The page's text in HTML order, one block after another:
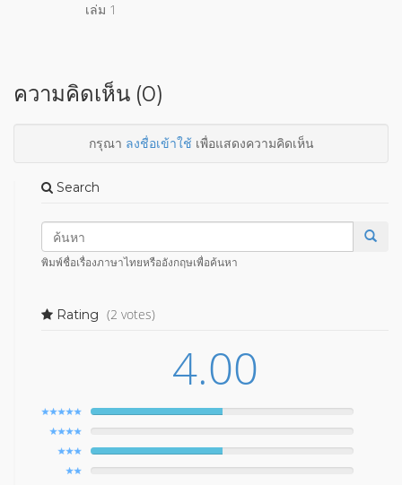
เล่ม 1
ความคิดเห็น (0)
กรุณา ลงชื่อเข้าใช้เพื่อแสดงความคิดเห็น
Search
พิมพ์ชื่อเรื่องภาษาไทยหรืออังกฤษเพื่อค้นหา
Rating (2 votes)
4.00